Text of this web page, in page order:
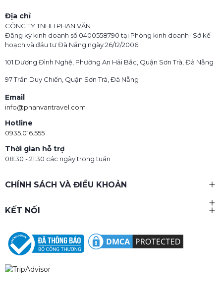
Địa chỉ
CÔNG TY TNHH PHAN VĂN
Đăng ký kinh doanh số 0400558790 tại Phòng kinh doanh- Sở kế
hoạch và đầu tư Đà Nẵng ngày 26/12/2006
101 Dương Đình Nghệ, Phường An Hải Bắc, Quận Sơn Trà, Đà Nẵng
97 Trần Duy Chiến, Quận Sơn Trà, Đà Nẵng
Email
info@phanvantravel.com
Hotline
0935.016.555
Thời gian hỗ trợ
08:30 - 21:30 các ngày trong tuần
CHÍNH SÁCH VÀ ĐIỀU KHOẢN
KẾT NỐI